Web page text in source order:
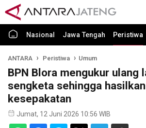
Nasional Jawa Tengah Peristiwa
ANTARA Peristiwa Umum
BPN Blora mengukur ulang
sengketa sehingga hasilkan
kesepakatan
Jumat, 12 Juni 2026 10:56 WIB